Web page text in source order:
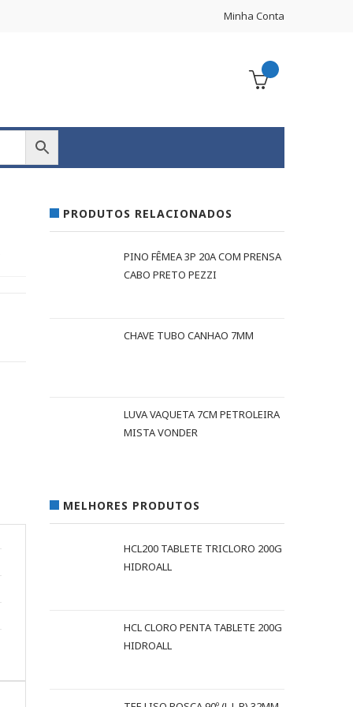
Minha Conta
PRODUTOS RELACIONADOS
PINO FÊMEA 3P 20A COM PRENSA
CABO PRETO PEZZI
CHAVE TUBO CANHAO 7MM
LUVA VAQUETA 7CM PETROLEIRA
MISTA VONDER
MELHORES PRODUTOS
HCL200 TABLETE TRICLORO 200G
HIDROALL
HCL CLORO PENTA TABLETE 200G
HIDROALL